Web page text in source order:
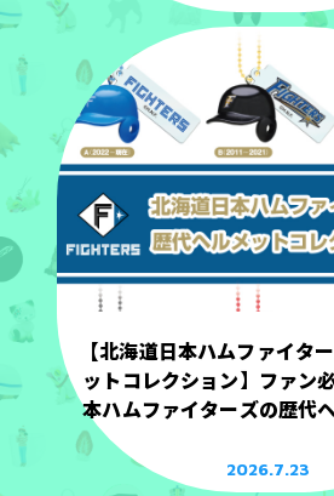
【北海道日本ハムファイタ
ットコレクション】ファン
本ハムファイターズの歴代
2026.7.23